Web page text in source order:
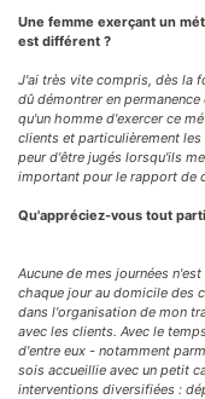
Une femme exerçant un
est différent ?
J'ai très vite compris, dès la
dû démontrer en
qu'un homme d'exercer ce
clients et particulièrement
peur d'être jugés lorsqu'ils
important pour le rapport de
Qu'appréciez-vous tout
Aucune de mes journées
chaque jour au domicile des
dans l'organisation de mon
avec les clients. Avec le
d'entre eux - notamment
sois accueillie avec un petit
interventions diversifiées :